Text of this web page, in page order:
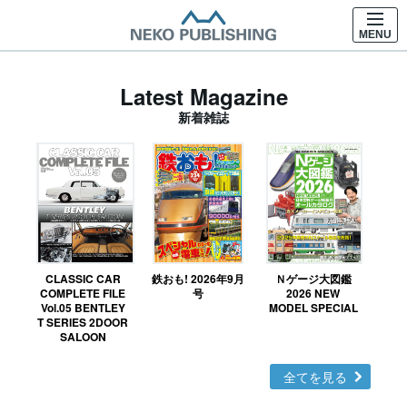
MENU
Latest Magazine
新着雑誌
CLASSIC CAR
COMPLETE FILE
Vol.05 BENTLEY
T SERIES 2DOOR
SALOON
鉄おも! 2026年9月
号
Ｎゲージ大図鑑
2026 NEW
MODEL SPECIAL
全てを見る